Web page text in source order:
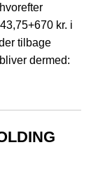
kr. i
tilbage
dermed: